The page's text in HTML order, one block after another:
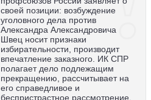
своей позиции: возбуждение
уголовного дела против
Александра Александровича
Швец носит признаки
избирательности, производит
впечатление заказного. ИК СПР
полагает дело подлежащим
прекращению, рассчитывает на
его справедливое и
беспристрастное рассмотрение.